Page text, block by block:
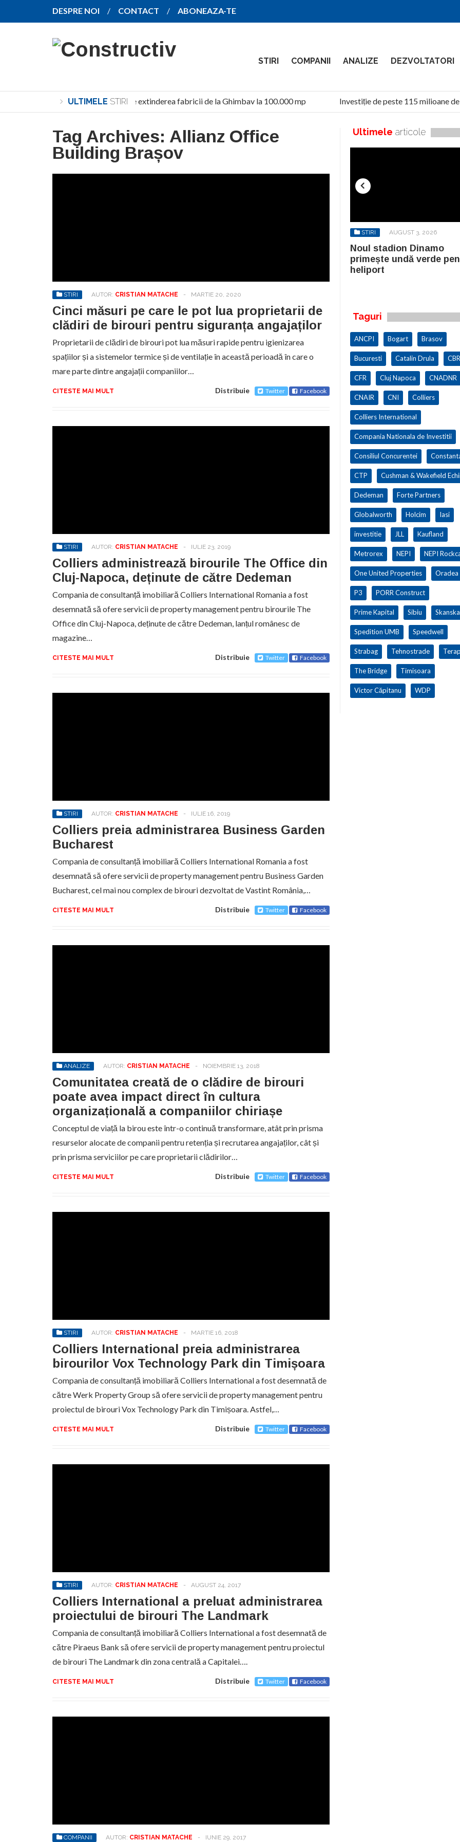
DESPRE NOI CONTACT ABONEAZA-TE
STIRI COMPANII ANALIZE DEZVOLTATORI
ULTIMELE STIRI
SANY pregătește extinderea fabricii de la Ghimbav la 100.000 mp Investiție de peste 115 milioane de
Tag Archives: Allianz Office
Building Brașov
STIRI AUTOR: CRISTIAN MATACHE - MARTIE 20, 2020
Cinci măsuri pe care le pot lua proprietarii de
clădiri de birouri pentru siguranța angajaților
Proprietarii de clădiri de birouri pot lua măsuri rapide pentru igienizarea
spațiilor și a sistemelor termice și de ventilație în această perioadă în care o
mare parte dintre angajații companiilor…
CITESTE MAI MULT Distribuie Twitter Facebook
STIRI AUTOR: CRISTIAN MATACHE - IULIE 23, 2019
Colliers administrează birourile The Office din
Cluj-Napoca, deținute de către Dedeman
Compania de consultanță imobiliară Colliers International Romania a fost
desemnată să ofere servicii de property management pentru birourile The
Office din Cluj-Napoca, deținute de către Dedeman, lanțul românesc de
magazine…
CITESTE MAI MULT Distribuie Twitter Facebook
STIRI AUTOR: CRISTIAN MATACHE - IULIE 16, 2019
Colliers preia administrarea Business Garden
Bucharest
Compania de consultanță imobiliară Colliers International Romania a fost
desemnată să ofere servicii de property management pentru Business Garden
Bucharest, cel mai nou complex de birouri dezvoltat de Vastint România,…
CITESTE MAI MULT Distribuie Twitter Facebook
ANALIZE AUTOR: CRISTIAN MATACHE - NOIEMBRIE 13, 2018
Comunitatea creată de o clădire de birouri
poate avea impact direct în cultura
organizațională a companiilor chiriașe
Conceptul de viață la birou este într-o continuă transformare, atât prin prisma
resurselor alocate de companii pentru retenția și recrutarea angajaților, cât și
prin prisma serviciilor pe care proprietarii clădirilor…
CITESTE MAI MULT Distribuie Twitter Facebook
STIRI AUTOR: CRISTIAN MATACHE - MARTIE 16, 2018
Colliers International preia administrarea
birourilor Vox Technology Park din Timișoara
Compania de consultanță imobiliară Colliers International a fost desemnată de
către Werk Property Group să ofere servicii de property management pentru
proiectul de birouri Vox Technology Park din Timișoara. Astfel,…
CITESTE MAI MULT Distribuie Twitter Facebook
STIRI AUTOR: CRISTIAN MATACHE - AUGUST 24, 2017
Colliers International a preluat administrarea
proiectului de birouri The Landmark
Compania de consultanță imobiliară Colliers International a fost desemnată de
către Piraeus Bank să ofere servicii de property management pentru proiectul
de birouri The Landmark din zona centrală a Capitalei….
CITESTE MAI MULT Distribuie Twitter Facebook
COMPANII AUTOR: CRISTIAN MATACHE - IUNIE 29, 2017
Ultimele articole
STIRI AUGUST 3, 2026
Noul stadion Dinamo
primește undă verde
heliport
Taguri
ANCPI Bogart Brasov
Bucuresti Catalin Drula
CFR Cluj Napoca CNADNR
CNAIR CNI Colliers
Colliers International
Compania Nationala de Investitii
Consiliul Concurentei
CTP Cushman & Wakefield
Dedeman Forte Partners
Globalworth Holcim Iasi
investitie JLL Kaufland
Metrorex NEPI NEPI
One United Properties Oradea
P3 PORR Construct
Prime Kapital Sibiu Skanska
Spedition UMB Speedwell
Strabag Tehnostrade
The Bridge Timisoara
Victor Căpitanu WDP